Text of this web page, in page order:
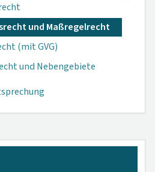
und Maßregelrecht
(mit GVG)
und Nebengebiete